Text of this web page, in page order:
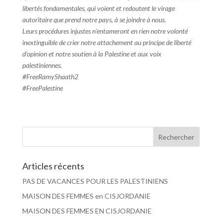
libertés fondamentales, qui voient et redoutent le virage
autoritaire que prend notre pays, à se joindre à nous.
Leurs procédures injustes n’entameront en rien notre volonté
inextinguible de crier notre attachement au principe de liberté
d’opinion et notre soutien à la Palestine et aux voix
palestiniennes.
#FreeRamyShaath2
#FreePalestine
Articles récents
PAS DE VACANCES POUR LES PALESTINIENS
MAISON DES FEMMES en CISJORDANIE
MAISON DES FEMMES EN CISJORDANIE